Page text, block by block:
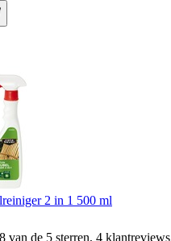
2 in 1 500 ml
van de 5 sterren, 4 klantreviews